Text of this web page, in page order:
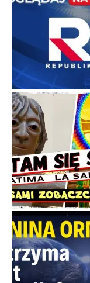
Boskie przestrogi
cyfrowego świata
Święte orędzia w
Popularne